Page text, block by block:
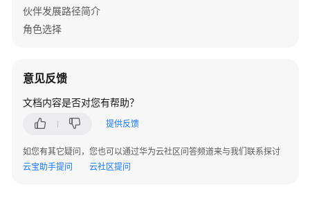
华
为
作
伴
网
（HCPN）
伙伴发展路径简介
角色选择
意见反馈
文档内容是否对您有帮助？
提供反馈
如您有其它疑问，您也可以通过华为云社区问答频道来与我们联系探讨
云宝助手提问
云社区提问